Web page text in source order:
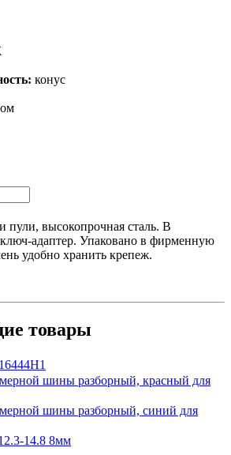
конус
пули, высокопрочная сталь. В
адаптер. Упаковано в фирменную
удобно хранить крепеж.
товары
шины разборный, красный для
шины разборный, синий для
14.8 8мм